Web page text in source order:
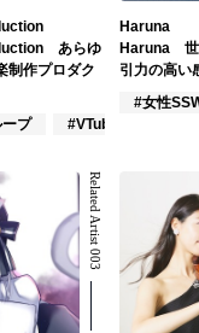
あらゆ
制作プロダク
プ
#VTuber/VSinger
Haruna
Haruna 世
引力の高い
#女性
Related Artist 003